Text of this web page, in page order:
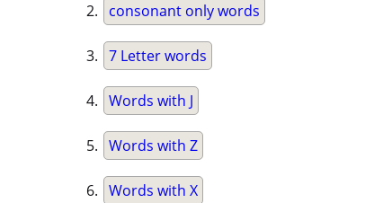
consonant only words
7 Letter words
Words with J
Words with Z
Words with X